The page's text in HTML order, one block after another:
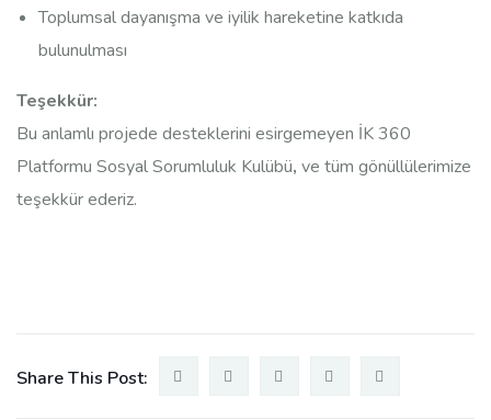
Toplumsal dayanışma ve iyilik hareketine katkıda
bulunulması
Teşekkür:
Bu anlamlı projede desteklerini esirgemeyen İK 360
Platformu Sosyal Sorumluluk Kulübü, ve tüm gönüllülerimize
teşekkür ederiz.
Share This Post: